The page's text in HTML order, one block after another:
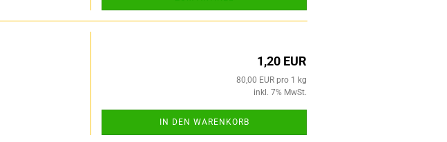
1,20 EUR
80,00 EUR pro 1 kg
inkl. 7% MwSt.
IN DEN WARENKORB